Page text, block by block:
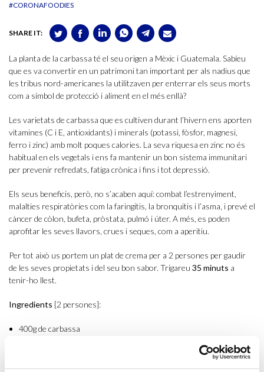
#CORONAFOODIES
SHARE IT:
La planta de la carbassa té el seu origen a Mèxic i Guatemala. Sabíeu
que es va convertir en un patrimoni tan important per als nadius que
les tribus nord-americanes la utilitzaven per enterrar els seus morts
com a símbol de protecció i aliment en el més enllà?
Les varietats de carbassa que es cultiven durant l’hivern ens aporten
vitamines (C i E, antioxidants) i minerals (potassi, fòsfor, magnesi,
ferro i zinc) amb molt poques calories. La seva riquesa en zinc no és
habitual en els vegetals i ens fa mantenir un bon sistema immunitari
per prevenir refredats, fatiga crònica i fins i tot depressió.
Els seus beneficis, però, no s’acaben aquí: combat l’estrenyiment,
malalties respiratòries com la faringitis, la bronquitis i l’asma, i prevé el
càncer de còlon, bufeta, pròstata, pulmó i úter. A més, es poden
aprofitar les seves llavors, crues i seques, com a aperitiu.
Per tot això us portem un plat de crema per a 2 persones per gaudir
de les seves propietats i del seu bon sabor. Trigareu 35 minuts a
tenir-ho llest.
Ingredients [2 persones]:
400g de carbassa